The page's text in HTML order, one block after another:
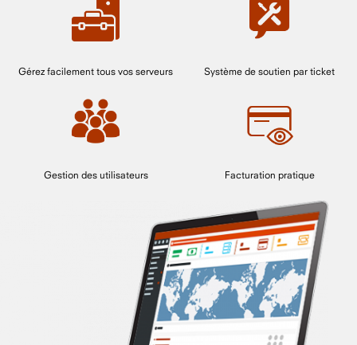
Gérez facilement tous vos serveurs Système de soutien par ticket
Gestion des utilisateurs Facturation pratique